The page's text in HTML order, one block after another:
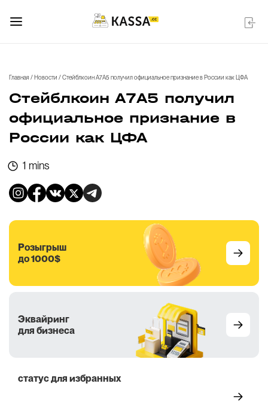
Главная /Новости /Стейблкоин А7А5 получил официальное признание в России как ЦФА
Стейблкоин А7А5 получил
официальное признание в
России как ЦФА
1 mins
Розыгрыш
до 1000$
Эквайринг
для бизнеса
статус для избранных